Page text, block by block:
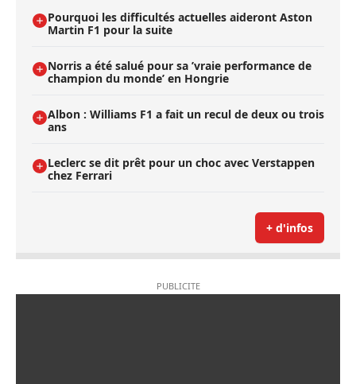
Pourquoi les difficultés actuelles aideront Aston
Martin F1 pour la suite
Norris a été salué pour sa ’vraie performance de
champion du monde’ en Hongrie
Albon : Williams F1 a fait un recul de deux ou trois
ans
Leclerc se dit prêt pour un choc avec Verstappen
chez Ferrari
+ d'infos